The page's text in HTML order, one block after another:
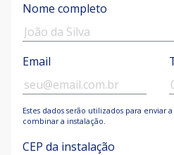
Nome completo
Email
Estes dados serão utilizados para enviar
combinar a instalação.
CEP da instalação